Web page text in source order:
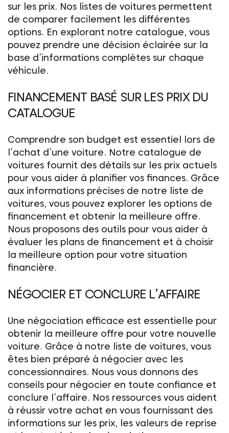
sur les prix. Nos listes de voitures permettent
de comparer facilement les différentes
options. En explorant notre catalogue, vous
pouvez prendre une décision éclairée sur la
base d’informations complètes sur chaque
véhicule.
FINANCEMENT BASÉ SUR LES PRIX DU
CATALOGUE
Comprendre son budget est essentiel lors de
l’achat d’une voiture. Notre catalogue de
voitures fournit des détails sur les prix actuels
pour vous aider à planifier vos finances. Grâce
aux informations précises de notre liste de
voitures, vous pouvez explorer les options de
financement et obtenir la meilleure offre.
Nous proposons des outils pour vous aider à
évaluer les plans de financement et à choisir
la meilleure option pour votre situation
financière.
NÉGOCIER ET CONCLURE L’AFFAIRE
Une négociation efficace est essentielle pour
obtenir la meilleure offre pour votre nouvelle
voiture. Grâce à notre liste de voitures, vous
êtes bien préparé à négocier avec les
concessionnaires. Nous vous donnons des
conseils pour négocier en toute confiance et
conclure l’affaire. Nos ressources vous aident
à réussir votre achat en vous fournissant des
informations sur les prix, les valeurs de reprise